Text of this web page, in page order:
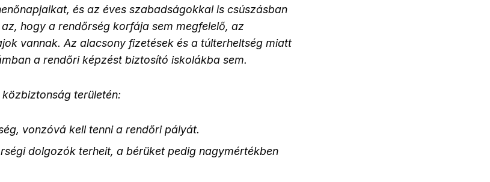
és az éves szabadságokkal is csúszásban
hogy a rendőrség korfája sem megfelelő, az
vannak. Az alacsony fizetések és a túlterheltség miatt
a rendőri képzést biztosító iskolákba sem.
területén:
vonzóvá kell tenni a rendőri pályát.
dolgozók terheit, a bérüket pedig nagymértékben